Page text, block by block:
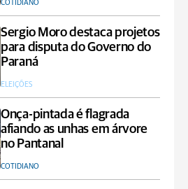
COTIDIANO
Sergio Moro destaca projetos
para disputa do Governo do
Paraná
ELEIÇÕES
Onça-pintada é flagrada
afiando as unhas em árvore
no Pantanal
COTIDIANO